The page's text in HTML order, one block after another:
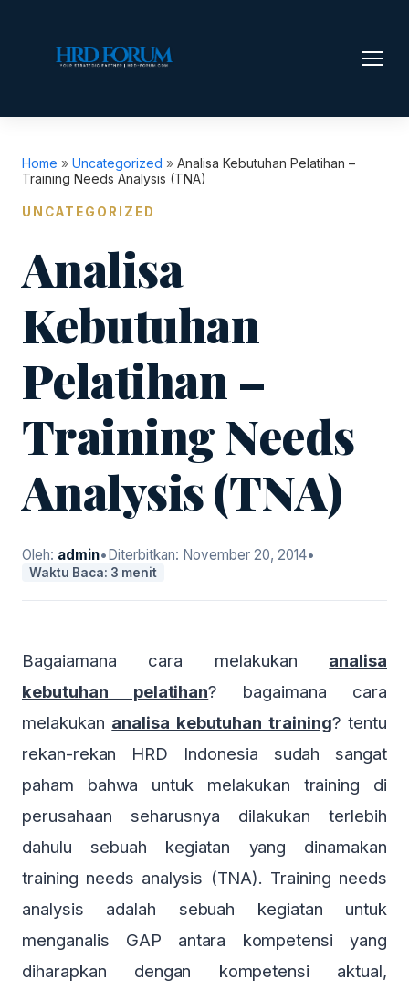
Home » Uncategorized » Analisa Kebutuhan Pelatihan –
Training Needs Analysis (TNA)
UNCATEGORIZED
Analisa
Kebutuhan
Pelatihan –
Training Needs
Analysis (TNA)
Oleh: admin•Diterbitkan: November 20, 2014•
Waktu Baca: 3 menit
Bagaiamana cara melakukan analisa
kebutuhan pelatihan? bagaimana cara
melakukan analisa kebutuhan training? tentu
rekan-rekan HRD Indonesia sudah sangat
paham bahwa untuk melakukan training di
perusahaan seharusnya dilakukan terlebih
dahulu sebuah kegiatan yang dinamakan
training needs analysis (TNA). Training needs
analysis adalah sebuah kegiatan untuk
menganalis GAP antara kompetensi yang
diharapkan dengan kompetensi aktual,